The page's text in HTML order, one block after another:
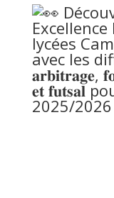
lycées
avec les
𝐚𝐫𝐛𝐢𝐭𝐫𝐚𝐠𝐞,
𝐞𝐭 𝐟𝐮𝐭𝐬𝐚𝐥
2025/